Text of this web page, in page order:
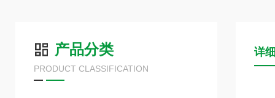
产品分类
PRODUCT CLASSIFICATION
详